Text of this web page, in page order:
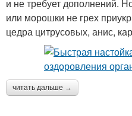
и не требует дополнений.
или морошки не грех
цедра цитрусовых, анис,
читать дальше →